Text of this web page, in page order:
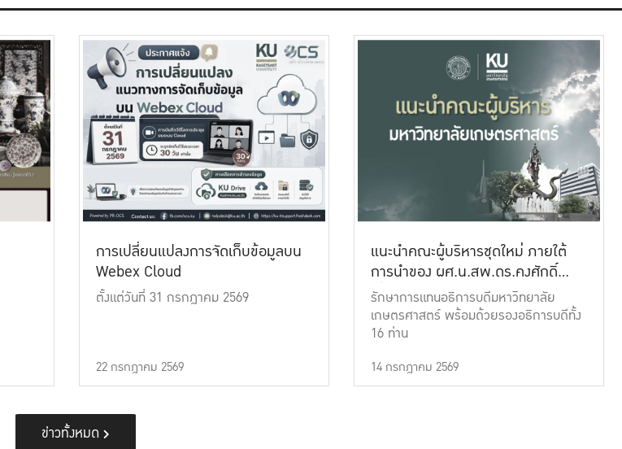
การเปลี่ยนแปลงการจัดเก็บข้อมูลบน
Webex Cloud
ตั้งแต่วันที่ 31 กรกฎาคม 2569
22 กรกฎาคม 2569
แนะนำคณะผู้บริหารชุดใหม่ ภายใต้
การนำของ ผศ.น.สพ.ดร.คงศักดิ์
เที่ยงธรรม
รักษาการแทนอธิการบดีมหาวิทยาลัย
เกษตรศาสตร์ พร้อมด้วยรองอธิการบดีทั้ง
16 ท่าน
14 กรกฎาคม 2569
ข่าวทั้งหมด